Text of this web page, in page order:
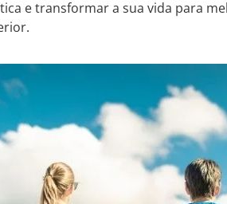
e transformar a sua vida para